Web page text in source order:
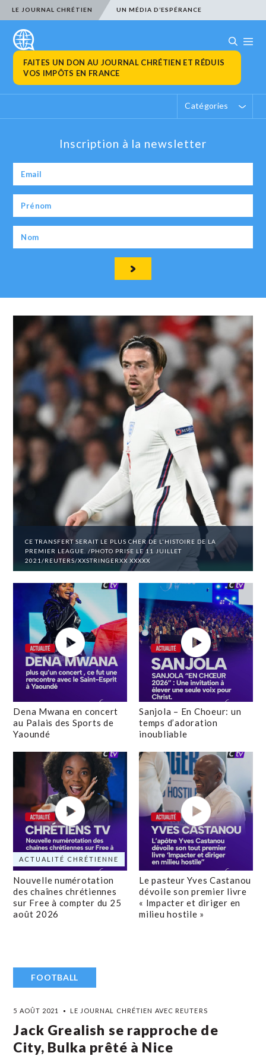
LE JOURNAL CHRÉTIEN UN MÉDIA D’ESPÉRANCE
FAITES UN DON AU JOURNAL CHRÉTIEN ET RÉDUIS
VOS IMPÔTS EN FRANCE
Catégories
Inscription à la newsletter
CE TRANSFERT SERAIT LE PLUS CHER DE L'HISTOIRE DE LA
PREMIER LEAGUE. /PHOTO PRISE LE 11 JUILLET
2021/REUTERS/XXSTRINGERXX XXXXX
Dena Mwana en concert
au Palais des Sports de
Yaoundé
Sanjola – En Choeur: un
temps d’adoration
inoubliable
ACTUALITÉ CHRÉTIENNE
Nouvelle numérotation
des chaînes chrétiennes
sur Free à compter du 25
août 2026
Le pasteur Yves Castanou
dévoile son premier livre
« Impacter et diriger en
milieu hostile »
FOOTBALL
5 AOÛT 2021 LE JOURNAL CHRÉTIEN AVEC REUTERS
Jack Grealish se rapproche de
City, Bulka prêté à Nice